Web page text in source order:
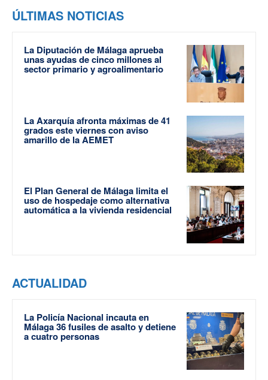
ÚLTIMAS NOTICIAS
La Diputación de Málaga aprueba
unas ayudas de cinco millones al
sector primario y agroalimentario
La Axarquía afronta máximas de 41
grados este viernes con aviso
amarillo de la AEMET
El Plan General de Málaga limita el
uso de hospedaje como alternativa
automática a la vivienda residencial
ACTUALIDAD
La Policía Nacional incauta en
Málaga 36 fusiles de asalto y detiene
a cuatro personas